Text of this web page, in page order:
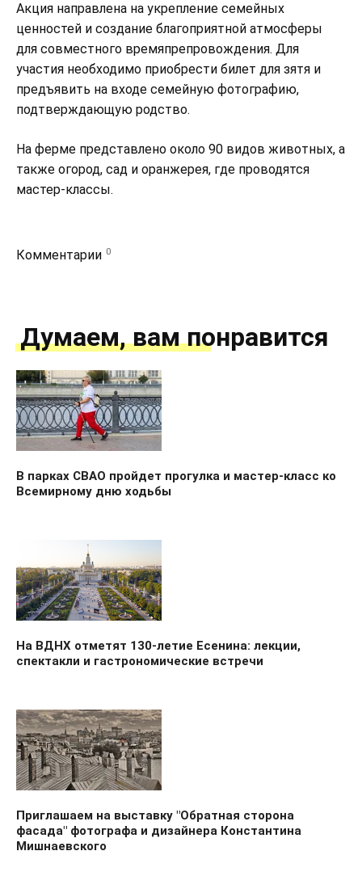
Акция направлена на укрепление семейных
ценностей и создание благоприятной атмосферы
для совместного времяпрепровождения. Для
участия необходимо приобрести билет для зятя и
предъявить на входе семейную фотографию,
подтверждающую родство.
На ферме представлено около 90 видов животных, а
также огород, сад и оранжерея, где проводятся
мастер-классы.
Комментарии 0
Думаем, вам понравится
В парках СВАО пройдет прогулка и мастер-класс ко
Всемирному дню ходьбы
На ВДНХ отметят 130-летие Есенина: лекции,
спектакли и гастрономические встречи
Приглашаем на выставку "Обратная сторона
фасада" фотографа и дизайнера Константина
Мишнаевского